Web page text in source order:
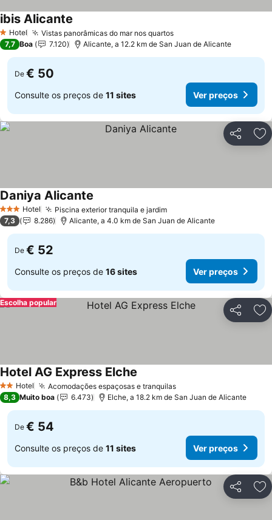
1 Estrelas
Hotel Vistas panorâmicas do mar nos quartos
ibis Alicante
7,7 Boa 7.120 Alicante, a 12.2 km de San Juan de Alicante
De € 50
Consulte os preços de 11 sites Ver preços
Partilhar
3 EstrelasHotel Piscina exterior tranquila e jardim
Daniya Alicante
7,3 8.286 Alicante, a 4.0 km de San Juan de Alicante
De € 52
Consulte os preços de 16 sites Ver preços
Partilhar
Escolha popular
2 Estrelas
Hotel Acomodações espaçosas e tranquilas
Hotel AG Express Elche
8,3 Muito boa 6.473 Elche, a 18.2 km de San Juan de Alicante
De € 54
Consulte os preços de 11 sites Ver preços
Partilhar